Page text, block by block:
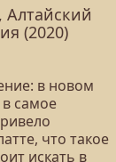
(2020)
в новом
самое
что такое
искать в